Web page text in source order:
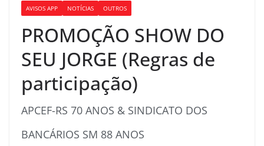
AVISOS APP NOTÍCIAS OUTROS
PROMOÇÃO SHOW DO
SEU JORGE (Regras de
participação)
APCEF-RS 70 ANOS & SINDICATO DOS
BANCÁRIOS SM 88 ANOS